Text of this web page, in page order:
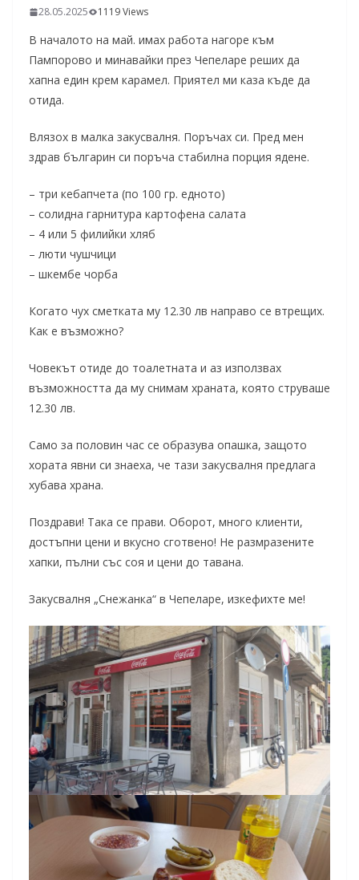
28.05.2025 1119 Views
В началото на май. имах работа нагоре към
Пампорово и минавайки през Чепеларе реших да
хапна един крем карамел. Приятел ми каза къде да
отида.
Влязох в малка закусвалня. Поръчах си. Пред мен
здрав българин си поръча стабилна порция ядене.
– три кебапчета (по 100 гр. едното)
– солидна гарнитура картофена салата
– 4 или 5 филийки хляб
– люти чушчици
– шкембе чорба
Когато чух сметката му 12.30 лв направо се втрещих.
Как е възможно?
Човекът отиде до тоалетната и аз използвах
възможността да му снимам храната, която струваше
12.30 лв.
Само за половин час се образува опашка, защото
хората явни си знаеха, че тази закусвалня предлага
хубава храна.
Поздрави! Така се прави. Оборот, много клиенти,
достъпни цени и вкусно сготвено! Не размразените
хапки, пълни със соя и цени до тавана.
Закусвалня „Снежанка“ в Чепеларе, изкефихте ме!